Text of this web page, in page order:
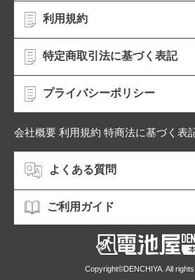
利用規約
特定商取引法に基づく表記
プライバシーポリシー
会社概要 利用規約 特商法に基づく表
よくある質問
ご利用ガイド
Copyright©DENCHIYA. All